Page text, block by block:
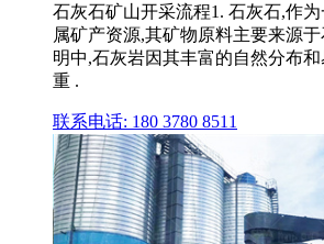
石灰石矿山开采流程1. 石灰石,作
属矿产资源,其矿物原料主要来源
明中,石灰岩因其丰富的自然分布
重 .
联系电话: 180 3780 8511